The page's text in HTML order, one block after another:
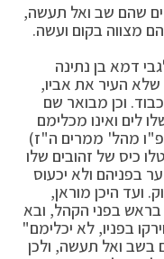
שהם שב ואל תעשה,
מצווה בקום ועשה.
דמא בן נתינה
העיר את אביו,
וכן מבואר שם
לים ואינו מכלימם
מהל' ממרים ה"ז)
כיס של זהובים שלו
בפניהם ולא יכעוס
ועד היכן מוראן,
בראש בפני הקהל, ובא
בפניו, לא יכלימם"
בשב ואל תעשה, ולכן